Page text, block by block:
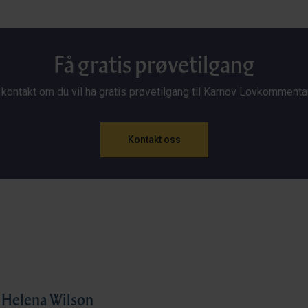
Få gratis prøvetilgang
kontakt om du vil ha gratis prøvetilgang til Karnov
Kontakt oss
Helena Wilson